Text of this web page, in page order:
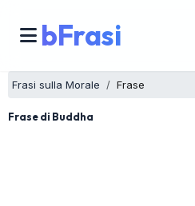
bFrasi
Frasi sulla Morale Frase
Frase di Buddha